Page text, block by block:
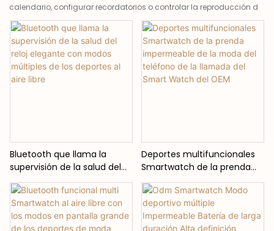
calendario, configurar recordatorios o controlar la reproducción d
Bluetooth que llama la
supervisión de la salud del
reloj elegante con modos
múltiples de los deportes al
aire libre
Deportes multifuncionales
Smartwatch de la prenda
impermeable de la moda
del teléfono de la llamada
del Smart Watch del OEM